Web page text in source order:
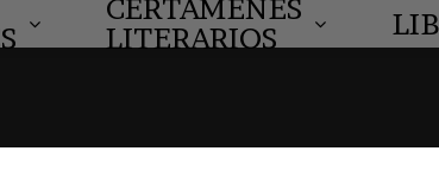
CERTÁMENES
LITERARIOS